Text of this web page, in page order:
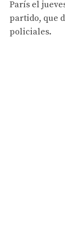
París el
partido, que
policiales.